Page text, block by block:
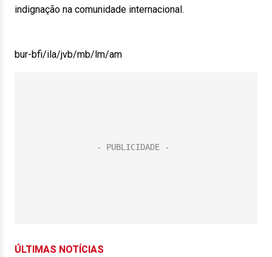
indignação na comunidade internacional.
bur-bfi/ila/jvb/mb/lm/am